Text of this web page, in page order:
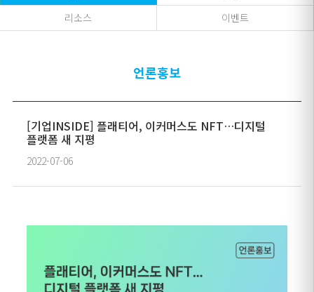
리소스
이벤트
언론홍보
[기업INSIDE] 플래티어, 이커머스도 NFT…디지털
플랫폼 새 지평
2022-07-06